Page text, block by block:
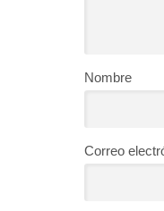
Nombre
Correo